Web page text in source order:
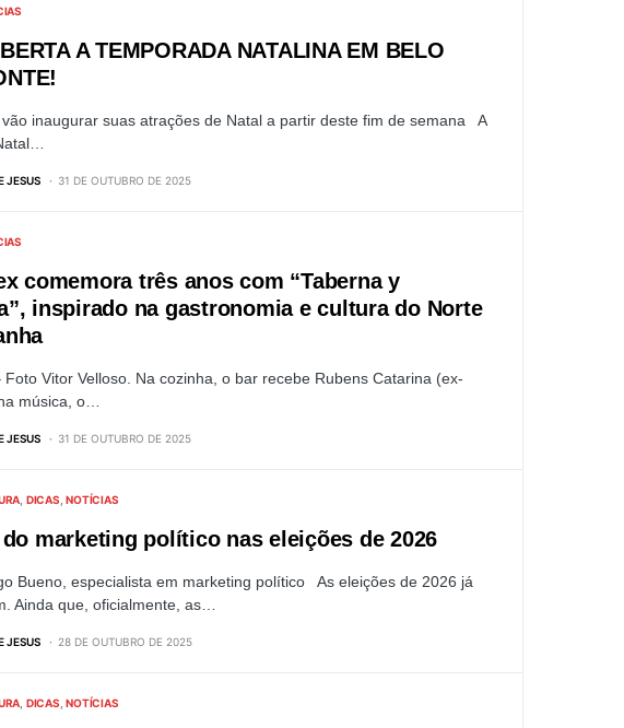
A TEMPORADA NATALINA EM BELO
inaugurar suas atrações de Natal a partir deste fim de semana A
JESUS 31 DE OUTUBRO DE 2025
comemora três anos com “Taberna y
inspirado na gastronomia e cultura do Norte
Foto Vitor Velloso. Na cozinha, o bar recebe Rubens Catarina (ex-
música, o…
JESUS 31 DE OUTUBRO DE 2025
DICAS NOTÍCIAS
marketing político nas eleições de 2026
Bueno, especialista em marketing político As eleições de 2026 já
Ainda que, oficialmente, as…
JESUS 28 DE OUTUBRO DE 2025
DICAS NOTÍCIAS